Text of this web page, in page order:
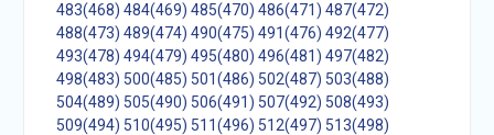
483(468) 484(469) 485(470) 486(471) 487(472)
488(473) 489(474) 490(475) 491(476) 492(477)
493(478) 494(479) 495(480) 496(481) 497(482)
498(483) 500(485) 501(486) 502(487) 503(488)
504(489) 505(490) 506(491) 507(492) 508(493)
509(494) 510(495) 511(496) 512(497) 513(498)